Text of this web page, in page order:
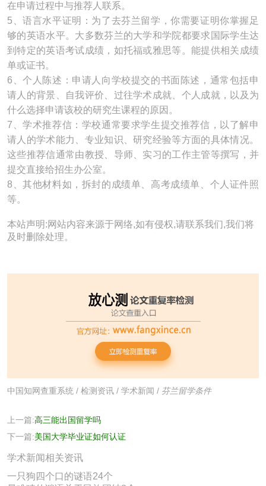
在申请过程中与推荐人联系。
5、语言水平证明：为了去芬兰留学，你需要证明你掌握足
够的英语水平。大多数芬兰的大学和学院都要求国际学生达
到特定的英语考试成绩，如托福或雅思等。能提供相关成绩
单或证书。
6、个人陈述：申请人向学校提交的书面陈述，通常包括申
请人的背景、自我评价、过往学术成就、个人成就，以及为
什么选择申请该校的研究生课程的原因。
7、学术推荐信：学校通常要求学生提交推荐信，以了解申
请人的学术能力、专业知识、研究经验等方面的具体情况。
这些推荐信通常由教授、导师、实习的工作主管等撰写，并
提交直接给招生办公室。
8、其他材料如，拆封的成绩单、高考成绩单、个人证件照
等。
本站声明:网站内容来源于网络,如有侵权,请联系我们,我们将
及时删除处理。
中国知网查重系统 / 检测资讯 / 学术新闻 / 芬兰留学条件
上一篇:高三能出国留学吗
下一篇:美国大学毕业证如何认证
学术新闻相关资讯
一只狗四个口的谜语24个